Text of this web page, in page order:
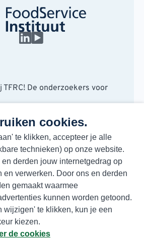
cookies.
te klikken, accepteer je alle
technieken) op onze website.
derden jouw internetgedrag op
en verwerken. Door ons en derden
gemaakt waarmee
kunnen worden getoond.
wijzigen' te klikken, kun je een
kiezen.
de cookies
TFRC! De onderzoekers voor
00
beste insights en outlooks